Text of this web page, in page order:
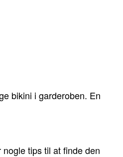
bikini i garderoben. En
tips til at finde den